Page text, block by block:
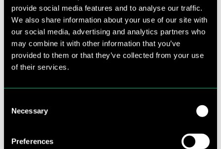
provide social media features and to analyse our traffic.
We also share information about your use of our site with
our social media, advertising and analytics partners who
may combine it with other information that you’ve
provided to them or that they’ve collected from your use
of their services.
Selection
Necessary
Preferences
Jaarverslag-Rotterdam-
Vakmanstad-2022-2023
DOWNLOAD pdf 5,30 MB
Jaarverslag-Rotterdam-
Vakmanstad-2021-2022
Jaarverslag-Rotterdam-